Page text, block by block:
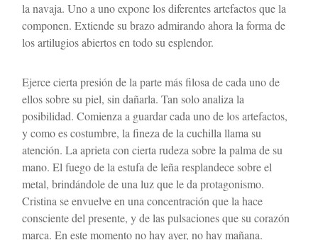
la navaja. Uno a uno expone los diferentes artefactos que la
componen. Extiende su brazo admirando ahora la forma de
los artilugios abiertos en todo su esplendor.
Ejerce cierta presión de la parte más filosa de cada uno de
ellos sobre su piel, sin dañarla. Tan solo analiza la
posibilidad. Comienza a guardar cada uno de los artefactos,
y como es costumbre, la fineza de la cuchilla llama su
atención. La aprieta con cierta rudeza sobre la palma de su
mano. El fuego de la estufa de leña resplandece sobre el
metal, brindándole de una luz que le da protagonismo.
Cristina se envuelve en una concentración que la hace
consciente del presente, y de las pulsaciones que su corazón
marca. En este momento no hay ayer, no hay mañana.